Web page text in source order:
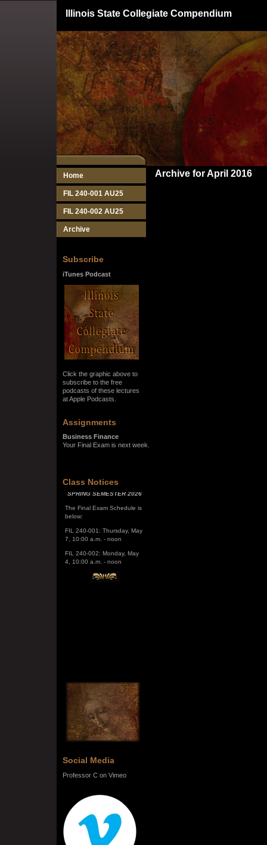
Illinois State Collegiate Compendium
Home
FIL 240-001 AU25
FIL 240-002 AU25
Archive
Subscribe
iTunes Podcast
Click the graphic above to
subscribe to the free
podcasts of these lectures
at Apple Podcasts.
Assignments
Business Finance
Your Final Exam is next week.
Class Notices
SPRING SEMESTER 2026
The Final Exam Schedule is
below:
FIL 240-001: Thursday, May
7, 10:00 a.m. - noon
FIL 240-002: Monday, May
4, 10:00 a.m. - noon
Social Media
Professor C on Vimeo
Archive for April 2016